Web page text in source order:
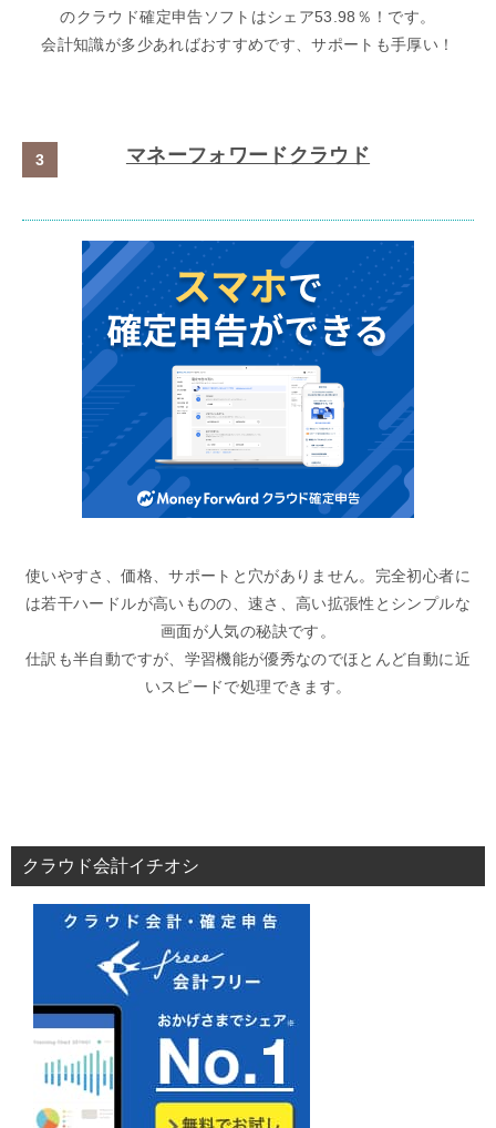
のクラウド確定申告ソフトはシェア53.98％！です。
会計知識が多少あればおすすめです、サポートも手厚い！
マネーフォワードクラウド
使いやすさ、価格、サポートと穴がありません。完全初心者に
は若干ハードルが高いものの、速さ、高い拡張性とシンプルな
画面が人気の秘訣です。
仕訳も半自動ですが、学習機能が優秀なのでほとんど自動に近
いスピードで処理できます。
クラウド会計イチオシ